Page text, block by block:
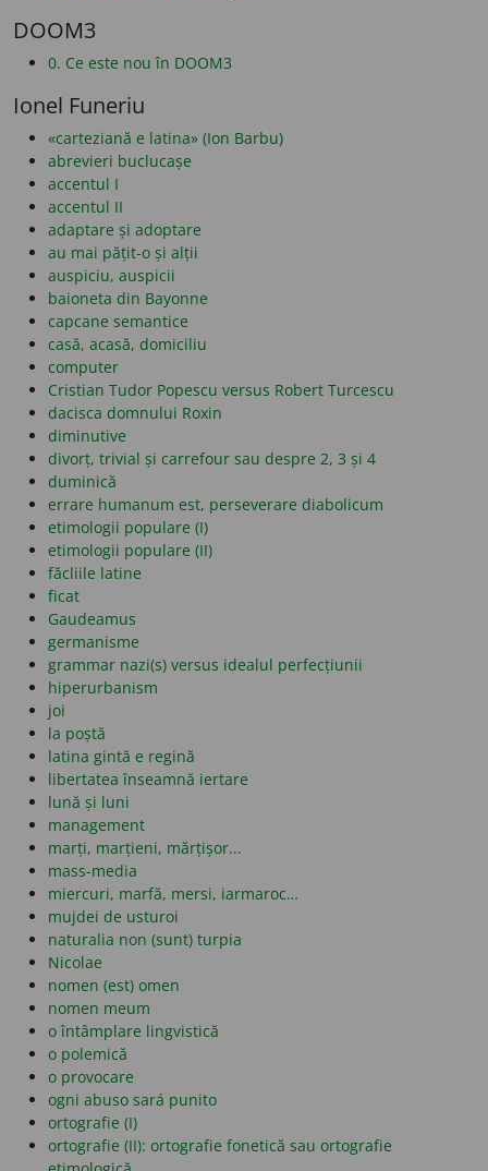
DOOM3
0. Ce este nou în DOOM3
Ionel Funeriu
«carteziană e latina» (Ion Barbu)
abrevieri buclucașe
accentul I
accentul II
adaptare și adoptare
au mai pățit-o și alții
auspiciu, auspicii
baioneta din Bayonne
capcane semantice
casă, acasă, domiciliu
computer
Cristian Tudor Popescu versus Robert Turcescu
dacisca domnului Roxin
diminutive
divorț, trivial și carrefour sau despre 2, 3 și 4
duminică
errare humanum est, perseverare diabolicum
etimologii populare (I)
etimologii populare (II)
făcliile latine
ficat
Gaudeamus
germanisme
grammar nazi(s) versus idealul perfecțiunii
hiperurbanism
joi
la poștă
latina gintă e regină
libertatea înseamnă iertare
lună și luni
management
marți, marțieni, mărțișor...
mass-media
miercuri, marfă, mersi, iarmaroc…
mujdei de usturoi
naturalia non (sunt) turpia
Nicolae
nomen (est) omen
nomen meum
o întâmplare lingvistică
o polemică
o provocare
ogni abuso sará punito
ortografie (I)
ortografie (II): ortografie fonetică sau ortografie